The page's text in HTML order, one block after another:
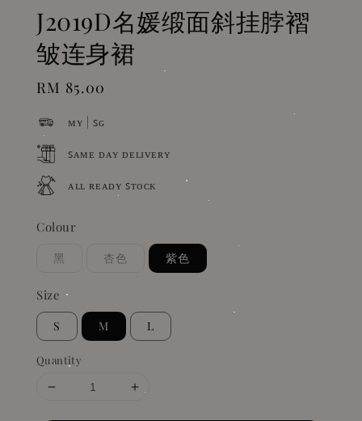
J2019D名媛缎面斜挂脖褶
皱连身裙
Regular
RM 85.00
ᴍʏ | ꜱɢ
ꜱᴀᴍᴇ ᴅᴀʏ ᴅᴇʟɪᴠᴇʀʏ
ᴀʟʟ ʀᴇᴀᴅʏ ꜱᴛᴏᴄᴋ
Colour
黑 杏色 紫色
Size
S M L
Quantity